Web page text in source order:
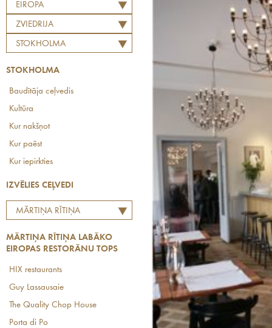
EIROPA
ZVIEDRIJA
STOKHOLMA
STOKHOLMA
Baudītāja ceļvedis
Kultūra
Kur nakšņot
Kur paēst
Kur iepirkties
IZVĒLIES CEĻVEDI
MĀRTIŅA RĪTIŅA
RESTORĀNU TOPS
MĀRTIŅA RĪTIŅA LABĀKO
EIROPAS RESTORĀNU TOPS
HIX restaurants
Guy Lassausaie
The Quality Chop House
Porta di Po